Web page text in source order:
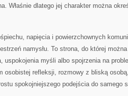
Właśnie dlatego jej charakter można
napięcia i powierzchownych
namysłu. To strona, do której
uspokojenia myśli albo spojrzenia na
osobistej refleksji, rozmowy z bliską
spokojniejszego podejścia do samego